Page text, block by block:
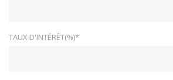
TAUX D'INTÉRÊT(%)*